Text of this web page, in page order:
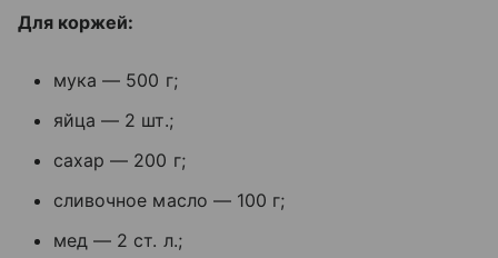
Для коржей:
мука — 500 г;
яйца — 2 шт.;
сахар — 200 г;
сливочное масло — 100 г;
мед — 2 ст. л.;